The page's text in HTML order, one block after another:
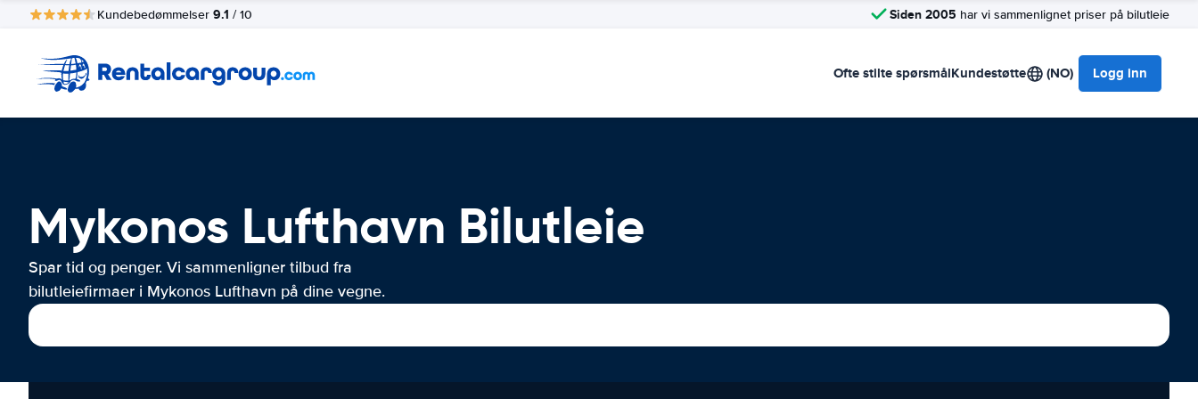
Kundebedømmelser 9.1 / 10 Siden 2005 har vi sammenlignet priser på bilutleie
Ofte stilte spørsmålKundestøtte (NO) Logg inn
Mykonos Lufthavn Bilutleie
Spar tid og penger. Vi sammenligner tilbud fra
bilutleiefirmaer i Mykonos Lufthavn på dine vegne.